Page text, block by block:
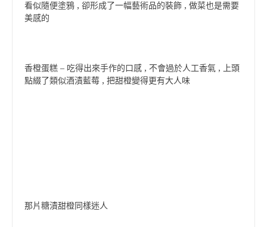
看似隨便塗鴉 , 卻形成了一幅藝術品的裝飾 , 做菜也是需要
美感的
香橙蛋糕 – 吃得出來手作的口感 , 不會過於人工香氣 , 上頭
點綴了類似酒漬藍莓 , 把甜橙變得更有大人味
那片糖漬甜橙同樣迷人